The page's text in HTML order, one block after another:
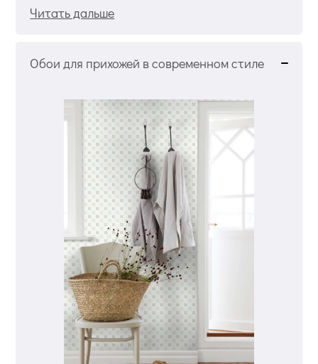
Читать дальше
Обои для прихожей в современном стиле